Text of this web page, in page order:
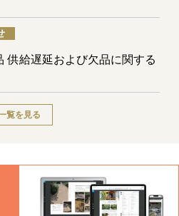
供給遅延および欠品に関する
覧を見る